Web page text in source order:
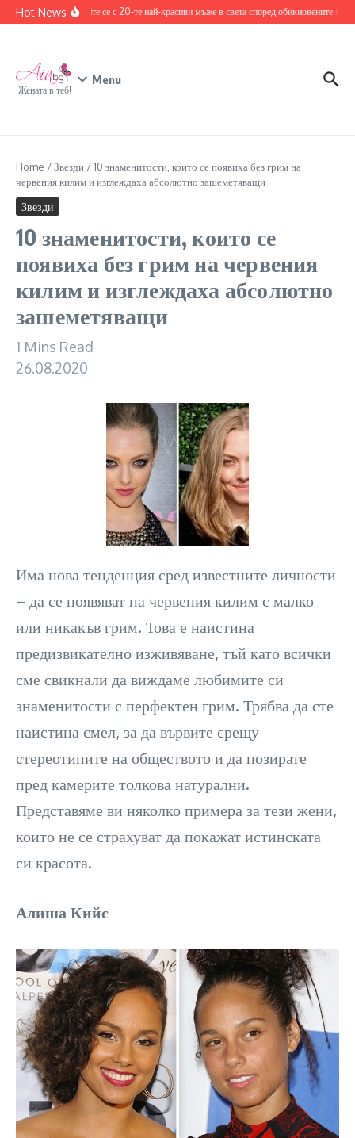
Skip to content
Hot NewsЗапознайте се с 20-те най-красиви мъже в света според обикновените хора
Жената в теб!
Menu
Home /Звезди /10 знаменитости, които се появиха без грим на
червения килим и изглеждаха абсолютно зашеметяващи
Звезди
10 знаменитости, които се
появиха без грим на червения
килим и изглеждаха абсолютно
зашеметяващи
1 Mins Read
26.08.2020
Има нова тенденция сред известните личности
– да се появяват на червения килим с малко
или никакъв грим. Това е наистина
предизвикателно изживяване, тъй като всички
сме свикнали да виждаме любимите си
знаменитости с перфектен грим. Трябва да сте
наистина смел, за да вървите срещу
стереотипите на обществото и да позирате
пред камерите толкова натурални.
Представяме ви няколко примера за тези жени,
които не се страхуват да покажат истинската
си красота.
Алиша Кийс